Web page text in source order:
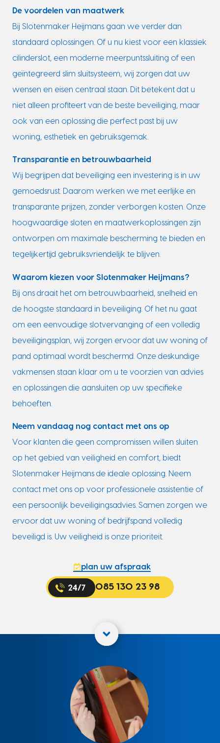
De voordelen van maatwerk
Bij Slotenmaker Heijmans gaan we verder dan
standaard oplossingen. Of u nu kiest voor een klassiek
cilinderslot, een moderne meerpuntssluiting of een
geïntegreerd slim sluitsysteem, wij zorgen dat uw
wensen en eisen centraal staan. Dit betekent dat u
niet alleen profiteert van de beste beveiliging, maar
ook van een oplossing die perfect past bij uw
woning, esthetiek en gebruiksgemak.
Transparantie en betrouwbaarheid
Wij begrijpen dat beveiliging een investering is in uw
gemoedsrust. Daarom werken we met eerlijke en
transparante prijzen, zonder verborgen kosten. Onze
hoogwaardige sloten en maatwerkoplossingen zijn
ontworpen om maximale bescherming te bieden en
tegelijkertijd gebruiksvriendelijk te blijven.
Waarom kiezen voor Slotenmaker Heijmans?
Bij ons draait het om betrouwbaarheid, snelheid en
de hoogste standaard in beveiliging. Of het nu gaat
om een eenvoudige slotvervanging of een volledig
beveiligingsplan, wij zorgen ervoor dat uw woning of
pand optimaal wordt beschermd. Onze deskundige
vakmensen staan klaar om u te voorzien van advies
en oplossingen die aansluiten op uw specifieke
behoeften.
Neem vandaag nog contact met ons op
Voor klanten die geen compromissen willen sluiten
op het gebied van veiligheid en comfort, biedt
Slotenmaker Heijmans de ideale oplossing. Neem
contact met ons op voor professionele assistentie of
een persoonlijk beveiligingsadvies. Samen zorgen we
ervoor dat uw woning of bedrijfspand volledig
beveiligd is. Uw veiligheid is onze prioriteit.
plan uw afspraak
085 130 23 98